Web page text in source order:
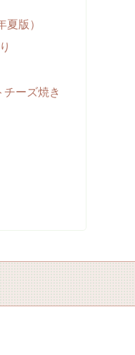
版）
チーズ焼き